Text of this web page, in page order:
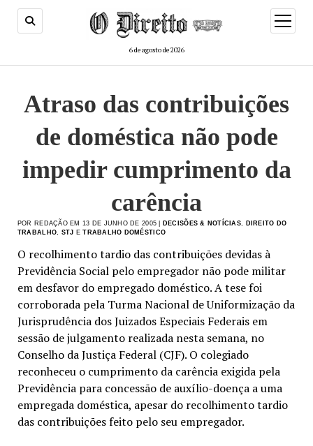
6 de agosto de 2026
menu
de
Atraso das contribuições
de doméstica não pode
impedir cumprimento da
carência
POR REDAÇÃO EM 13 DE JUNHO DE 2005 | DECISÕES & NOTÍCIAS
DIREITO DO
TRABALHO
STJ ETRABALHO DOMÉSTICO
O recolhimento tardio das contribuições devidas à
Previdência Social pelo empregador não pode militar
em desfavor do empregado doméstico. A tese foi
corroborada pela Turma Nacional de Uniformização da
Jurisprudência dos Juizados Especiais Federais em
sessão de julgamento realizada nesta semana, no
Conselho da Justiça Federal (CJF). O colegiado
reconheceu o cumprimento da carência exigida pela
Previdência para concessão de auxílio-doença a uma
empregada doméstica, apesar do recolhimento tardio
das contribuições feito pelo seu empregador.